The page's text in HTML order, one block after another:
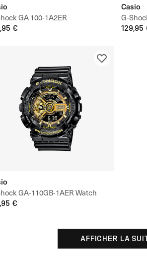
GA 100-1A2ER
€
Casio
G-
129,95
GA-110GB-1AER Watch
€
AFFICHER LA